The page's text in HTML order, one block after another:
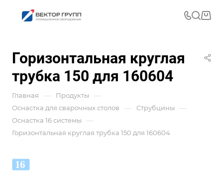
Горизонтальная круглая
трубка 150 для 160604
Главная — Продукты —
Оснастка для сварочных столов — Струбцины —
Оснастка 16 системы —
Горизонтальная круглая трубка 150 для 160604